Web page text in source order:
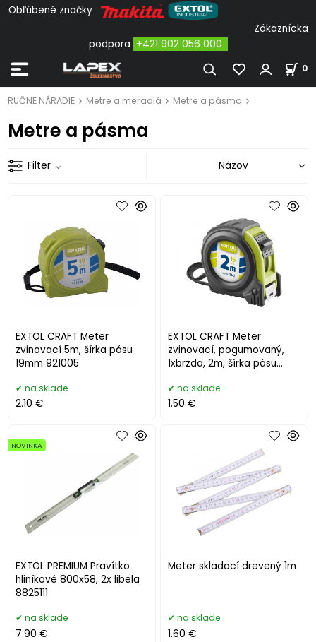
Obľúbené značky
Zákaznícka
podpora +421 902 056 000
0
RUČNE NÁRADIE Metre a meradlá Metre a pásma
Metre a pásma
Filter
EXTOL CRAFT Meter
zvinovací 5m, šírka pásu
19mm 921005
na sklade
2.10 €
EXTOL CRAFT Meter
zvinovací, pogumovaný,
1xbrzda, 2m, šírka pásu
na sklade
1.50 €
EXTOL PREMIUM Pravítko
hliníkové 800x58, 2x libela
8825111
NOVINKA
na sklade
7.90 €
Meter skladací drevený 1m
na sklade
1.60 €